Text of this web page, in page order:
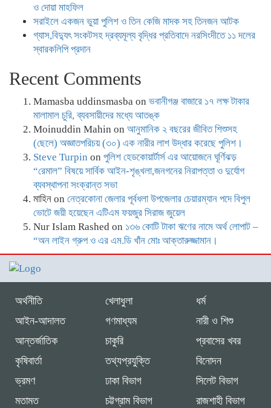
ও দোয়া মাহফিল
সরাইলে একজন ভুয়া পুলিশ ও তিন কেজি মাদক সহ তিনজন আটক
গ্যাস,বিদ্যুৎ সংকটসহ দ্রব্যমূল্য বৃদ্ধির প্রতিবাদে নরসিংদীতে ১১ দলের
স্বারকলিপি প্রদান
Recent Comments
Mamasba uddinsmasba on ভবানীগঞ্জ বাজারে ১৭ লক্ষ টাকার
মালামাল চুরি, ব্যবসায়ীদের মধ্যে আতঙ্ক
Moinuddin Mahin on আনুমানিক ২ বছরের জীবিত শিশুসহ
(ছেলে) অজ্ঞাতপরিচয় (৩০) এক নারীর লাশ উদ্ধার করেছে পুলিশ।
Steve Turpin on পুলিশ হেডকোয়ার্টার্স এর আয়োজনে ঘূর্ণিঝড়
“রেমাল” বিষয়ে সার্বিক আইন-শৃঙ্খলা,জনগনের নিরাপত্তা ও দুর্যোগ
ব্যবস্থাপনা সংক্রান্ত সভা
মাহিন on নেত্রকোনা জেলার পূর্বধলা উপজেলার চেয়ারম্যান পদে বিপুল
ভোটে জয়ী হয়েছেন এটিএম ফয়জুর সিরাজ জুয়েল
Nur Islam Rashed on ১৩৬ কোটি টাকা ঋণের নামে অর্থ লোপাট –
“অন লাইন গ্রুপ ও এর এম.ডি খাঁন মোঃ আক্তারুজ্জামান।
অর্থনীতি
আইন-আদালত
আন্তর্জাতিক
কৃষিবার্তা
খেলাধুলা
গণমাধ্যম
চাকুরি
তথ্যপ্রযুক্তি
ধর্ম
নারী ও শিশু
প্রবাসের খবর
বিনোদন
ভ্রমণ
মতামত
ঢাকা বিভাগ
চট্টগ্রাম বিভাগ
সিলেট বিভাগ
রাজশাহী বিভাগ